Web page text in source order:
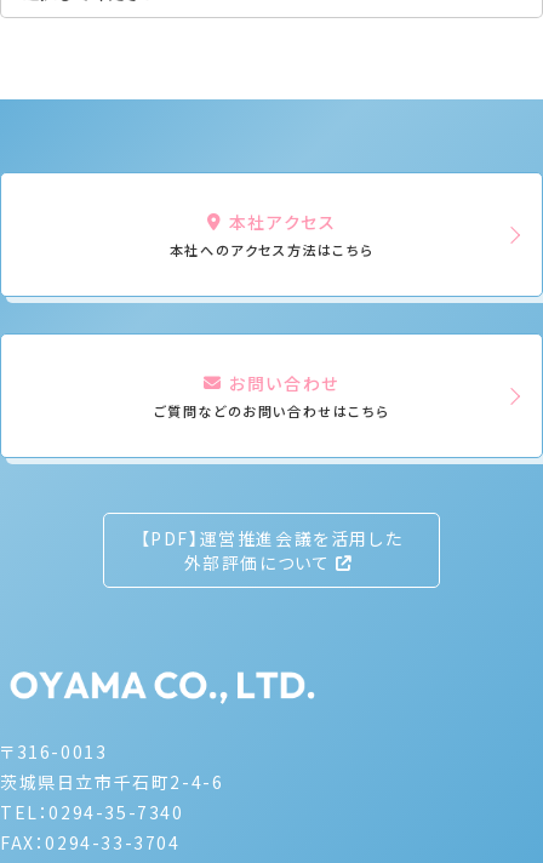
本社アクセス
本社へのアクセス方法はこちら
お問い合わせ
ご質問などのお問い合わせはこちら
【PDF】運営推進会議を活用した
外部評価について
〒316-0013
茨城県日立市千石町2-4-6
TEL：0294-35-7340
FAX：0294-33-3704